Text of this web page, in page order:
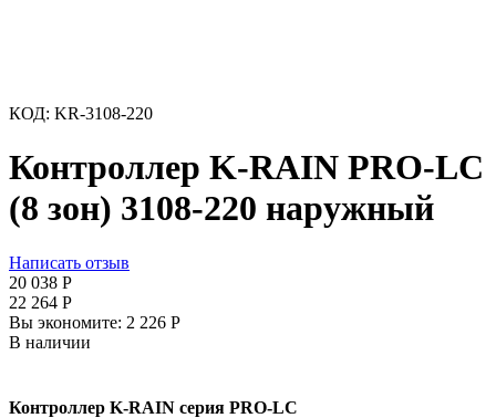
КОД: KR-3108-220
Контроллер K-RAIN PRO-LC
(8 зон) 3108-220 наружный
Написать отзыв
20 038 Р
22 264 Р
Вы экономите: 2 226 Р
В наличии
Контроллер K-RAIN серия PRO-LC